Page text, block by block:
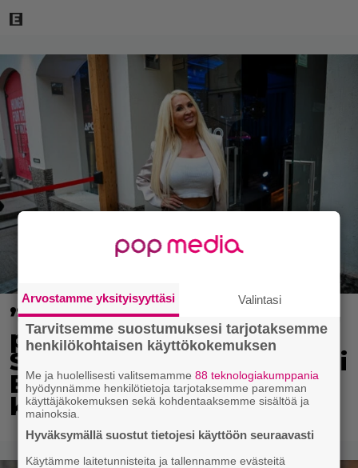
”Mitä isompi vehje, sen
paremmin kulkee” –
Susanna Penttilä suuntasi
Bangbussinsa Helsingin
keskustaan
Arvostamme yksityisyyttäsi Valintasi
Tarvitsemme suostumuksesi tarjotaksemme
henkilökohtaisen käyttökokemuksen
Me ja huolellisesti valitsemamme88 teknologiakumppania
hyödynnämme henkilötietoja tarjotaksemme paremman
käyttäjäkokemuksen sekä kohdentaaksemme sisältöä ja
mainoksia.
Hyväksymällä suostut tietojesi käyttöön seuraavasti
Käytämme laitetunnisteita ja tallennamme evästeitä